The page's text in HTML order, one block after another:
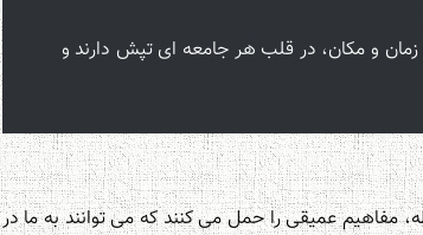
زمان و مکان، در قلب هر جامعه ای تپش دارند و
مفاهیم عمیقی را حمل می کنند که می توانند به ما در